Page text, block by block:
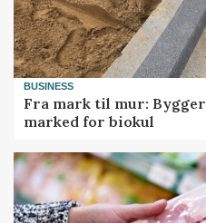
BUSINESS
Fra mark til mur:
marked for biokul